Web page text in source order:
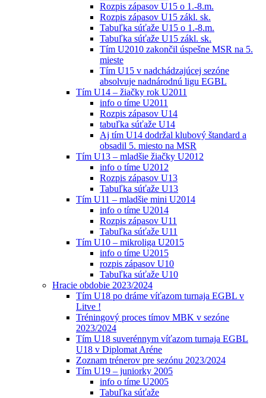
Rozpis zápasov U15 o 1.-8.m.
Rozpis zápasov U15 zákl. sk.
Tabuľka súťaže U15 o 1.-8.m.
Tabuľka súťaže U15 zákl. sk.
Tím U2010 zakončil úspešne MSR na 5.
mieste
Tím U15 v nadchádzajúcej sezóne
absolvuje nadnárodnú ligu EGBL
Tím U14 – žiačky rok U2011
info o tíme U2011
Rozpis zápasov U14
tabuľka súťaže U14
Aj tím U14 dodržal klubový štandard a
obsadil 5. miesto na MSR
Tím U13 – mladšie žiačky U2012
info o tíme U2012
Rozpis zápasov U13
Tabuľka súťaže U13
Tím U11 – mladšie mini U2014
info o tíme U2014
Rozpis zápasov U11
Tabuľka súťaže U11
Tím U10 – mikroliga U2015
info o tíme U2015
rozpis zápasov U10
Tabuľka súťaže U10
Hracie obdobie 2023/2024
Tím U18 po dráme víťazom turnaja EGBL v
Litve !
Tréningový proces tímov MBK v sezóne
2023/2024
Tím U18 suverénnym víťazom turnaja EGBL
U18 v Diplomat Aréne
Zoznam trénerov pre sezónu 2023/2024
Tím U19 – juniorky 2005
info o tíme U2005
Tabuľka súťaže